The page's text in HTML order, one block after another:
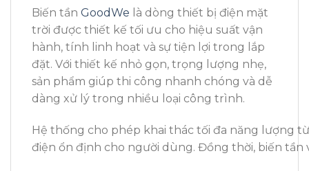
Biến tần GoodWe là dòng thiết bị điện mặt
trời được thiết kế tối ưu cho hiệu suất vận
hành, tính linh hoạt và sự tiện lợi trong lắp
đặt. Với thiết kế nhỏ gọn, trọng lượng nhẹ,
sản phẩm giúp thi công nhanh chóng và dễ
dàng xử lý trong nhiều loại công trình.
Hệ thống cho phép khai thác tối đa năng lượng
điện ổn định cho người dùng. Đồng thời, biến tần